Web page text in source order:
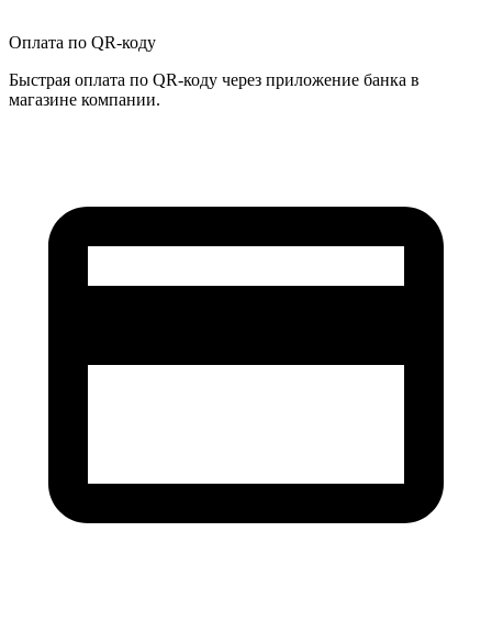
Оплата по QR-коду
Быстрая оплата по QR-коду через приложение банка в
магазине компании.